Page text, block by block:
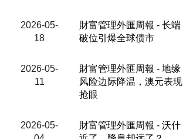
2026-05-
18
財富管理外匯周報 - 长端
破位引爆全球债市
2026-05-
11
財富管理外匯周報 - 地缘
风险边际降温，澳元表现
抢眼
2026-05-
財富管理外匯周報 - 沃什